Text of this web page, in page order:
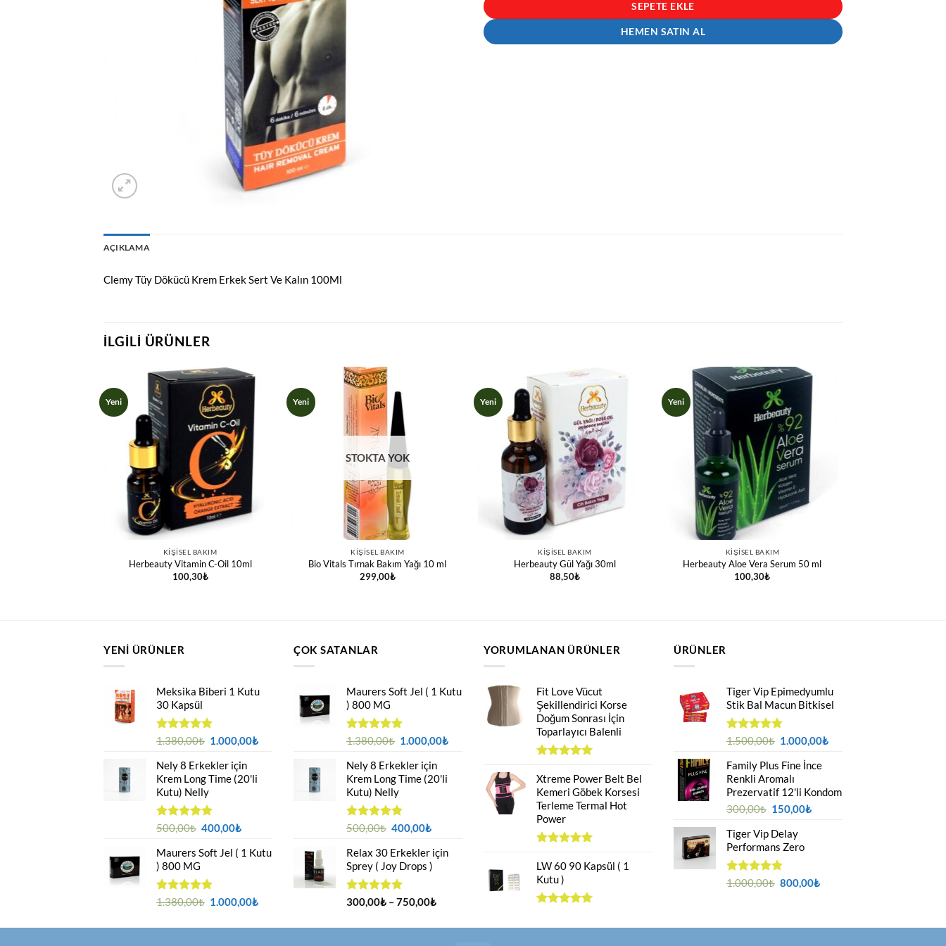
SEPETE EKLE
HEMEN SATIN AL
AÇIKLAMA
Clemy Tüy Dökücü Krem Erkek Sert Ve Kalın 100Ml
İLGILI ÜRÜNLER
Yeni
KIŞISEL BAKIM
Herbeauty Vitamin C-Oil 10ml
100,30₺
Yeni
STOKTA YOK
KIŞISEL BAKIM
Bio Vitals Tırnak Bakım Yağı 10 ml
299,00₺
Yeni
KIŞISEL BAKIM
Herbeauty Gül Yağı 30ml
88,50₺
Yeni
KIŞISEL BAKIM
Herbeauty Aloe Vera Serum 50 ml
100,30₺
YENI ÜRÜNLER
Meksika Biberi 1 Kutu
30 Kapsül
5 üzerinden
aldı
1.380,00₺ Orijinal
1.380,00₺.
1.000,00₺Şu
Nely 8 Erkekler için
Krem Long Time (20'li
Kutu) Nelly
5 üzerinden
aldı
500,00₺ Orijinal
500,00₺.
400,00₺Şu
fiyat:
Maurers Soft Jel ( 1 Kutu
) 800 MG
5 üzerinden
1.380,00₺ Orijinal
1.380,00₺.
1.000,00₺Şu
fiyat:
ÇOK SATANLAR
Maurers Soft Jel ( 1 Kutu
) 800 MG
5 üzerinden
aldı
1.380,00₺ Orijinal
1.380,00₺.
1.000,00₺Şu
1.000,00₺.
Nely 8 Erkekler için
Krem Long Time (20'li
Kutu) Nelly
5 üzerinden
aldı
500,00₺ Orijinal
500,00₺.
400,00₺Şu
fiyat:
400,00₺.
Relax 30 Erkekler için
Sprey ( Joy Drops )
5 üzerinden
300,00₺ –750,00₺Fiyat
300,00₺
YORUMLANAN ÜRÜNLER
Fit Love Vücut
Şekillendirici Korse
Doğum Sonrası İçin
Toparlayıcı Balenli
5.00oy
aldı
Xtreme Power Belt Bel
Kemeri Göbek Korsesi
Terleme Termal Hot
Power
5.00oy
aldı
LW 60 90 Kapsül ( 1
Kutu )
5.00oy
ÜRÜNLER
Tiger Vip Epimedyumlu
Stik Bal Macun Bitkisel
5
4.75oy
aldı
1.500,00₺ Orijinal
1.500,00₺.
1.000,00₺Şu
Family Plus Fine İnce
Renkli Aromalı
Prezervatif 12'li Kondom
300,00₺ Orijinal
300,00₺.
150,00₺Şu
Tiger Vip Delay
Performans Zero
5 üzerinden
1.000,00₺ Orijinal
800,00₺Şu